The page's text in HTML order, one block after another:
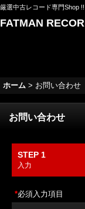
厳選中古レコード専門Shop !!
FATMAN
ホーム > お問い合わせ
お問い合わせ
STEP 1
入力
*必須入力項目